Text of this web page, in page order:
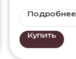
Подробнее
Купить